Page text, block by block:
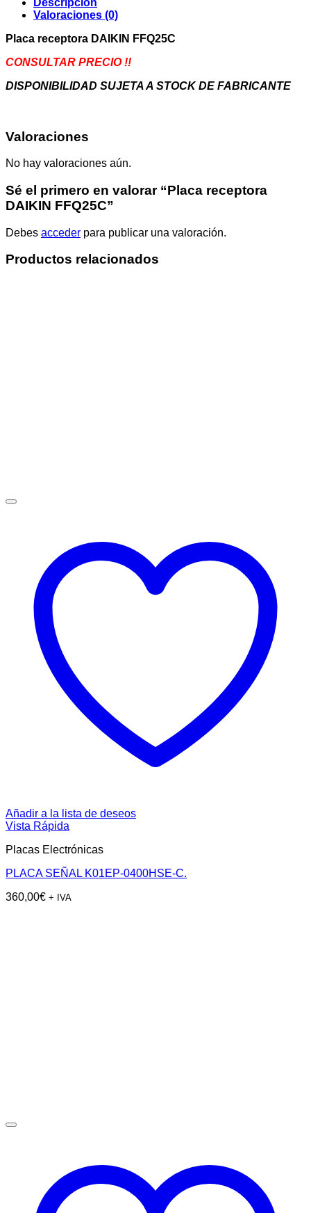
Valoraciones (0)
Placa receptora DAIKIN FFQ25C
CONSULTAR PRECIO !!
DISPONIBILIDAD SUJETA A STOCK DE FABRICANTE
Valoraciones
No hay valoraciones aún.
Sé el primero en valorar “Placa receptora
DAIKIN FFQ25C”
Debes acceder para publicar una valoración.
Productos relacionados
Añadir a la lista de deseos
Vista Rápida
Placas Electrónicas
PLACA SEÑAL K01EP-0400HSE-C.
360,00€ + IVA